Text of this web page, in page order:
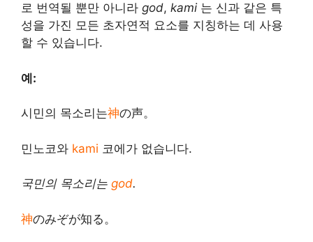
로 번역될 뿐만 아니라 god, kami 는 신과 같은 특
성을 가진 모든 초자연적 요소를 지칭하는 데 사용
할 수 있습니다.
예:
시민의 목소리는神の声。
민노코와 kami 코에가 없습니다.
국민의 목소리는 god.
神のみぞが知る。